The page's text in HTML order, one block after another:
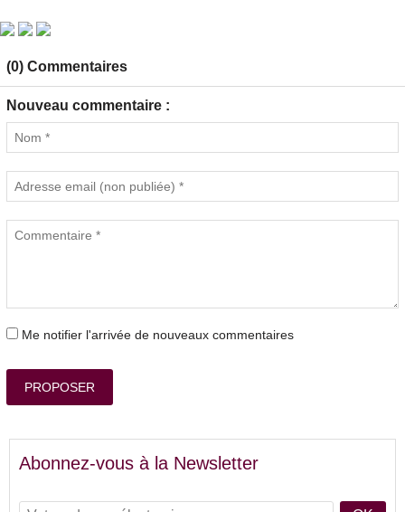
(0) Commentaires
Nouveau commentaire :
Me notifier l'arrivée de nouveaux commentaires
PROPOSER
Abonnez-vous à la Newsletter